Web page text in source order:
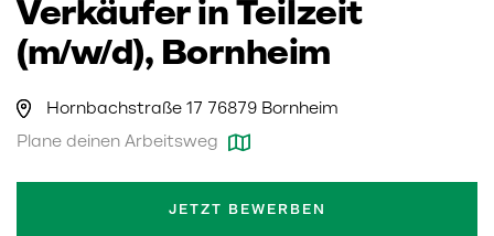
Verkäufer in Teilzeit
(m/w/d), Bornheim
Hornbachstraße 17 76879 Bornheim
Plane deinen Arbeitsweg
JETZT BEWERBEN